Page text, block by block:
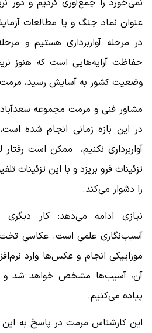
نمی‌خورد را جمع‌آوری کردیم و دور
عنوان نماد جنگ و یا مطالعات
در مرحله آواربرداری هستیم و
حفاظت آرایه‌هایی است که هنوز
وضعیت کشور به آسایش رسید،
مشاور فنی و مرمت مجموعه سعدآباد
در این بازه زمانی انجام شده
آواربرداری نکنیم، ‌ ممکن است
تزئینات فرو بریزد و با این تزئینات
را دشوار می‌کند.
نیازی ادامه می‌دهد: کار
آسیب‌نگاری علمی است. عکاسی تخت
موزاییکی انجام و عکس‌ها وارد
آن، آسیب‌ها مشخص خواهد شد و
پیاده می‌کنیم.
این کارشناس مرمت در پاسخ به